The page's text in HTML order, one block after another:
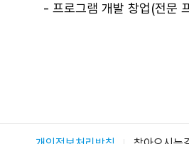
- 프로그램 개발 창업(전문